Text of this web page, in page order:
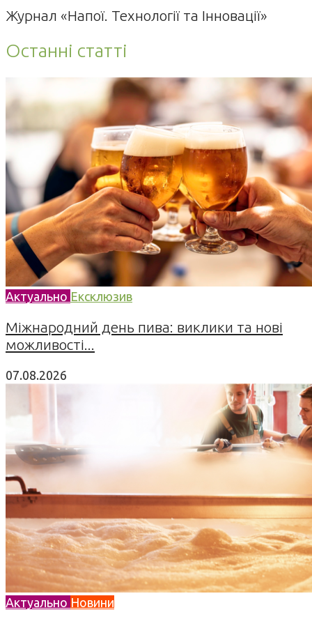
Журнал «Напої. Технології та Інновації»
Останні статті
Актуально Ексклюзив
Міжнародний день пива: виклики та нові
можливості...
07.08.2026
Актуально Новини